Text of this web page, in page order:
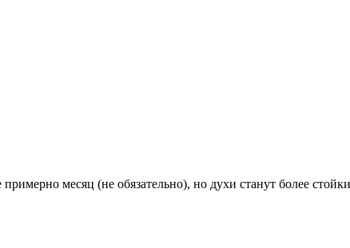
месяц (не обязательно), но духи станут более